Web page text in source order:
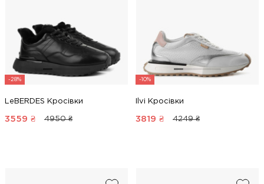
-28%
LeBERDES Кросівки
3559 ₴ 4950 ₴
-10%
Ilvi Кросівки
3819 ₴ 4249 ₴